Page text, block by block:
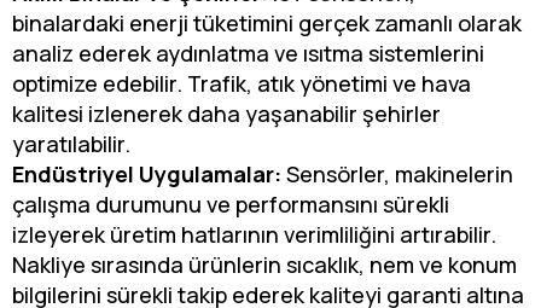
binalardaki enerji tüketimini gerçek zamanlı olarak
analiz ederek aydınlatma ve ısıtma sistemlerini
optimize edebilir. Trafik, atık yönetimi ve hava
kalitesi izlenerek daha yaşanabilir şehirler
yaratılabilir.
Endüstriyel Uygulamalar: Sensörler, makinelerin
çalışma durumunu ve performansını sürekli
izleyerek üretim hatlarının verimliliğini artırabilir.
Nakliye sırasında ürünlerin sıcaklık, nem ve konum
bilgilerini sürekli takip ederek kaliteyi garanti altına